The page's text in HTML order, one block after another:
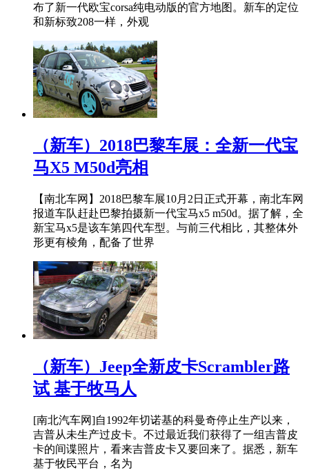
布了新一代欧宝corsa纯电动版的官方地图。新车的定位
和新标致208一样，外观
（新车）2018巴黎车展：全新一代宝
马X5 M50d亮相
【南北车网】2018巴黎车展10月2日正式开幕，南北车网
报道车队赶赴巴黎拍摄新一代宝马x5 m50d。据了解，全
新宝马x5是该车第四代车型。与前三代相比，其整体外
形更有棱角，配备了世界
（新车）Jeep全新皮卡Scrambler路
试 基于牧马人
[南北汽车网]自1992年切诺基的科曼奇停止生产以来，
吉普从未生产过皮卡。不过最近我们获得了一组吉普皮
卡的间谍照片，看来吉普皮卡又要回来了。据悉，新车
基于牧民平台，名为